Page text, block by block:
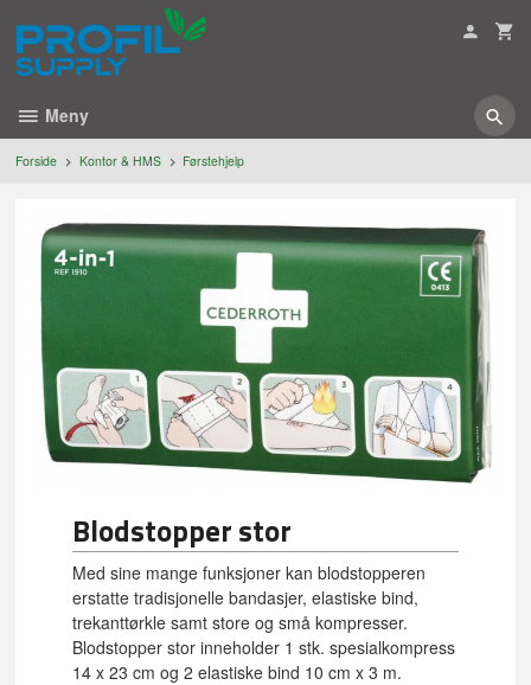
innholdet
Meny
Forside Kontor & HMS Førstehjelp
Blodstopper stor
Med sine mange funksjoner kan blodstopperen
erstatte tradisjonelle bandasjer, elastiske bind,
trekanttørkle samt store og små kompresser.
Blodstopper stor inneholder 1 stk. spesialkompress
14 x 23 cm og 2 elastiske bind 10 cm x 3 m.